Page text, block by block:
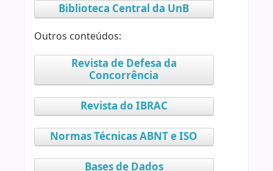
Biblioteca Central da UnB
Outros conteúdos:
Revista de Defesa da
Concorrência
Revista do IBRAC
Normas Técnicas ABNT e ISO
Bases de Dados